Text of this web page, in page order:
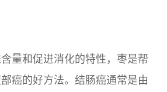
量和促进消化的特性，枣是帮
癌的好方法。结肠癌通常是由